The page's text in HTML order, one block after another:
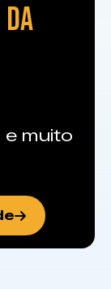
DA
muito